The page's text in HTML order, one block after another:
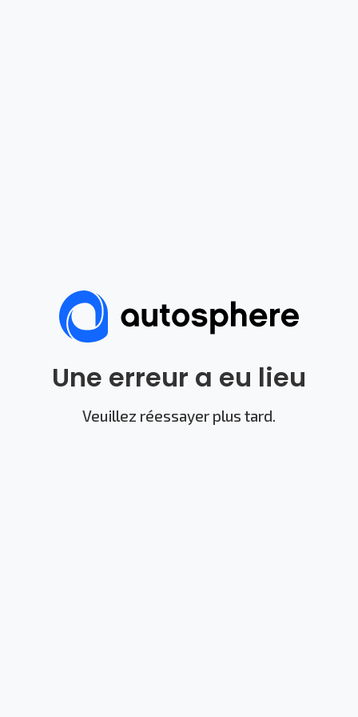
Une erreur a eu lieu
Veuillez réessayer plus tard.